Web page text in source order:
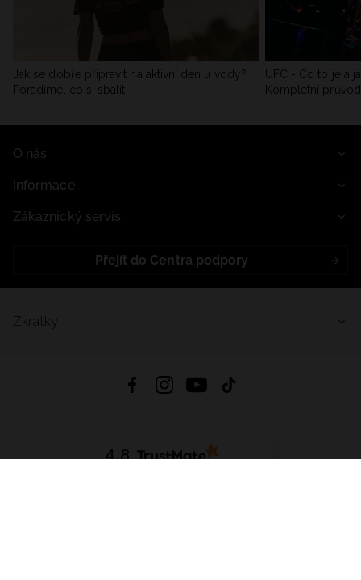
Jak se dobře připravit na aktivní den u vody?
Poradíme, co si sbalit
UFC - Co to je a
Kompletní
O nás
Informace
Zákaznický servis
Přejít do Centra podpory
4.8